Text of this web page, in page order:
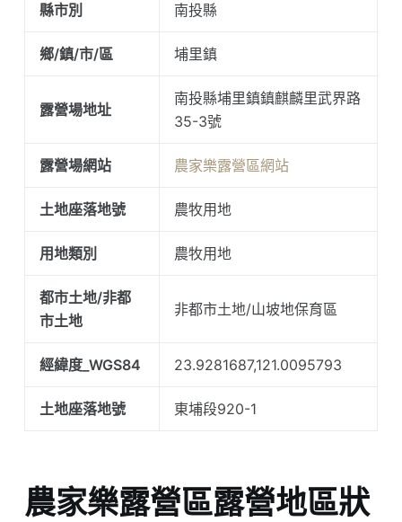
縣市別 南投縣
鄉/鎮/市/區 埔里鎮
露營場地址
南投縣埔里鎮鎮麒麟里武界路
35-3號
露營場網站 農家樂露營區網站
土地座落地號 農牧用地
用地類別 農牧用地
都市土地/非都
市土地
非都市土地/山坡地保育區
經緯度_WGS84 23.9281687,121.0095793
土地座落地號 東埔段920-1
農家樂露營區露營地區狀